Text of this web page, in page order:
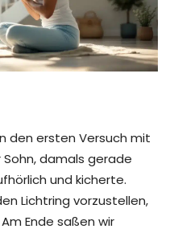
den ersten Versuch mit
Sohn, damals gerade
und kicherte.
Lichtring vorzustellen,
Ende saßen wir